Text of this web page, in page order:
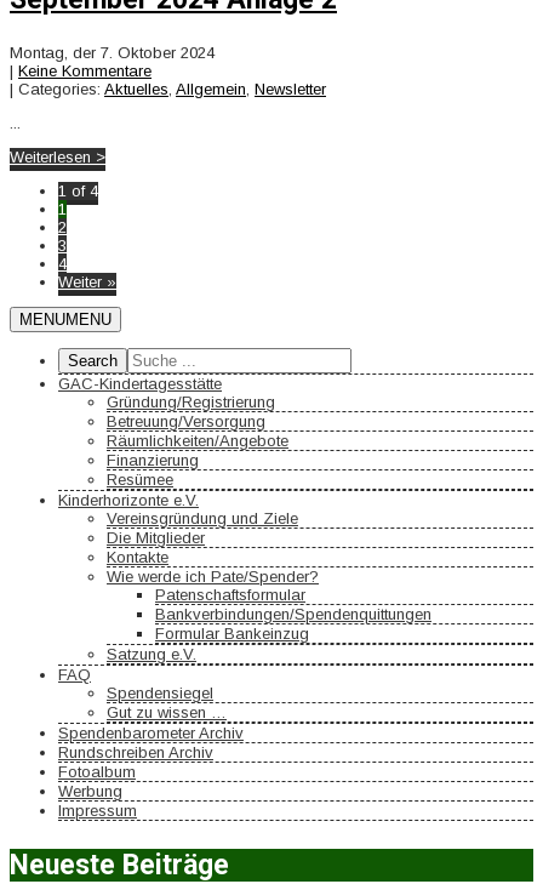
Montag, der 7. Oktober 2024
| Keine Kommentare
| Categories: Aktuelles, Allgemein, Newsletter
...
Weiterlesen >
1 of 4
1
2
3
4
Weiter »
MENUMENU
GAC-Kindertagesstätte
Gründung/Registrierung
Betreuung/Versorgung
Räumlichkeiten/Angebote
Finanzierung
Resümee
Kinderhorizonte e.V.
Vereinsgründung und Ziele
Die Mitglieder
Kontakte
Wie werde ich Pate/Spender?
Patenschaftsformular
Bankverbindungen/Spendenquittungen
Formular Bankeinzug
Satzung e.V.
FAQ
Spendensiegel
Gut zu wissen …
Spendenbarometer Archiv
Rundschreiben Archiv
Fotoalbum
Werbung
Impressum
Neueste Beiträge